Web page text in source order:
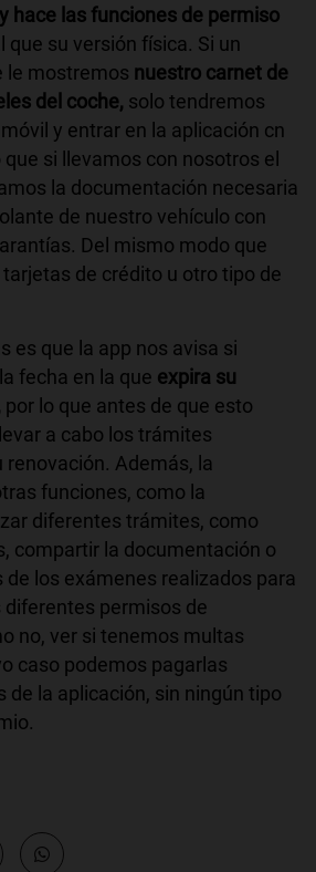
hace las funciones de permiso
que su versión física. Si un
le mostremos nuestro carnet de
del coche, solo tendremos
y entrar en la aplicación cn
si llevamos con nosotros el
la documentación necesaria
de nuestro vehículo con
Del mismo modo que
tarjetas de crédito u otro tipo de
es que la app nos avisa si
fecha en la que expira su
por lo que antes de que esto
a cabo los trámites
renovación. Además, la
funciones, como la
diferentes trámites, como
compartir la documentación o
los exámenes realizados para
diferentes permisos de
no, ver si tenemos multas
caso podemos pagarlas
de la aplicación, sin ningún tipo